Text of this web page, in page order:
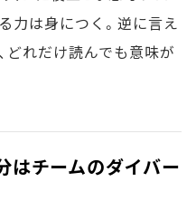
力は身につく。逆に言え
どれだけ読んでも意味が
はチームのダイバー